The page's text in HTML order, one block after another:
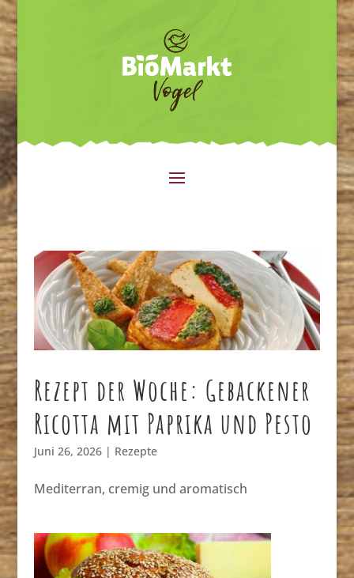
Rezept der Woche: Gebackener
Ricotta mit Paprika und Pesto
Juni 26, 2026| Rezepte
Mediterran, cremig und aromatisch